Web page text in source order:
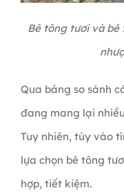
Bê tông tươi và bê
Qua bảng so sánh
đang mang lại
Tuy nhiên, tùy vào
lựa chọn bê tông
hợp, tiết kiệm.